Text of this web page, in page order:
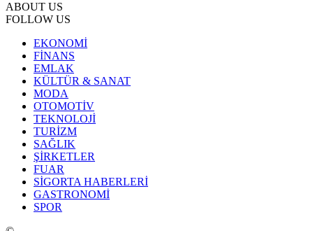
ABOUT US
FOLLOW US
EKONOMİ
FİNANS
EMLAK
KÜLTÜR & SANAT
MODA
OTOMOTİV
TEKNOLOJİ
TURİZM
SAĞLIK
ŞİRKETLER
FUAR
SİGORTA HABERLERİ
GASTRONOMİ
SPOR